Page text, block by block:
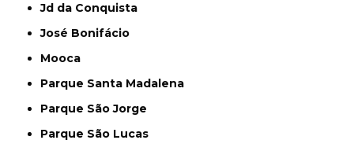
Jd da Conquista
José Bonifácio
Mooca
Parque Santa Madalena
Parque São Jorge
Parque São Lucas